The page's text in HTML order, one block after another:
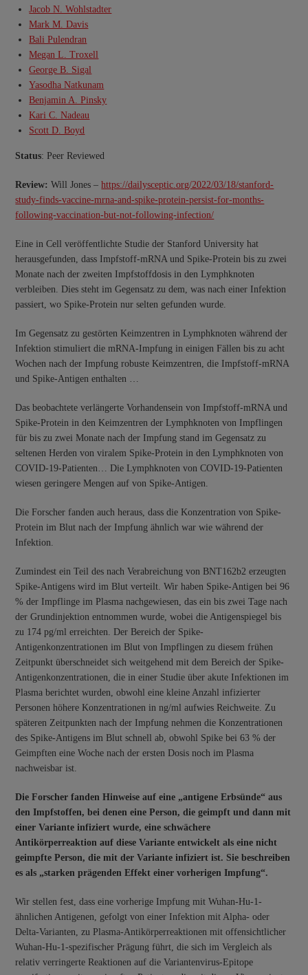
Jacob N. Wohlstadter
Mark M. Davis
Bali Pulendran
Megan L. Troxell
George B. Sigal
Yasodha Natkunam
Benjamin A. Pinsky
Kari C. Nadeau
Scott D. Boyd
Status: Peer Reviewed
Review:Will Jones –https://dailysceptic.org/2022/03/18/stanford-
study-finds-vaccine-mrna-and-spike-protein-persist-for-months-
following-vaccination-but-not-following-infection/
Eine in Cell veröffentlichte Studie der Stanford University hat
herausgefunden, dass Impfstoff-mRNA und Spike-Protein bis zu zwei
Monate nach der zweiten Impfstoffdosis in den Lymphknoten
verbleiben. Dies steht im Gegensatz zu dem, was nach einer Infektion
passiert, wo Spike-Protein nur selten gefunden wurde.
Im Gegensatz zu gestörten Keimzentren in Lymphknoten während der
Infektion stimuliert die mRNA-Impfung in einigen Fällen bis zu acht
Wochen nach der Impfung robuste Keimzentren, die Impfstoff-mRNA
und Spike-Antigen enthalten …
Das beobachtete verlängerte Vorhandensein von Impfstoff-mRNA und
Spike-Protein in den Keimzentren der Lymphknoten von Impflingen
für bis zu zwei Monate nach der Impfung stand im Gegensatz zu
seltenen Herden von viralem Spike-Protein in den Lymphknoten von
COVID-19-Patienten… Die Lymphknoten von COVID-19-Patienten
wiesen geringere Mengen auf von Spike-Antigen.
Die Forscher fanden auch heraus, dass die Konzentration von Spike-
Protein im Blut nach der Impfung ähnlich war wie während der
Infektion.
Zumindest ein Teil des nach Verabreichung von BNT162b2 erzeugten
Spike-Antigens wird im Blut verteilt. Wir haben Spike-Antigen bei 96
% der Impflinge im Plasma nachgewiesen, das ein bis zwei Tage nach
der Grundinjektion entnommen wurde, wobei die Antigenspiegel bis
zu 174 pg/ml erreichten. Der Bereich der Spike-
Antigenkonzentrationen im Blut von Impflingen zu diesem frühen
Zeitpunkt überschneidet sich weitgehend mit dem Bereich der Spike-
Antigenkonzentrationen, die in einer Studie über akute Infektionen im
Plasma berichtet wurden, obwohl eine kleine Anzahl infizierter
Personen höhere Konzentrationen in ng/ml aufwies Reichweite. Zu
späteren Zeitpunkten nach der Impfung nehmen die Konzentrationen
des Spike-Antigens im Blut schnell ab, obwohl Spike bei 63 % der
Geimpften eine Woche nach der ersten Dosis noch im Plasma
nachweisbar ist.
Die Forscher fanden Hinweise auf eine „antigene Erbsünde“ aus
den Impfstoffen, bei denen eine Person, die geimpft und dann mit
einer Variante infiziert wurde, eine schwächere
Antikörperreaktion auf diese Variante entwickelt als eine nicht
geimpfte Person, die mit der Variante infiziert ist. Sie beschreiben
es als „starken prägenden Effekt einer vorherigen Impfung“.
Wir stellen fest, dass eine vorherige Impfung mit Wuhan-Hu-1-
ähnlichen Antigenen, gefolgt von einer Infektion mit Alpha- oder
Delta-Varianten, zu Plasma-Antikörperreaktionen mit offensichtlicher
Wuhan-Hu-1-spezifischer Prägung führt, die sich im Vergleich als
relativ verringerte Reaktionen auf die Variantenvirus-Epitope